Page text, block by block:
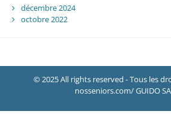
décembre 2024
octobre 2022
© 2025 All rights reserved - Tous les
nosseniors.com/ GUIDO